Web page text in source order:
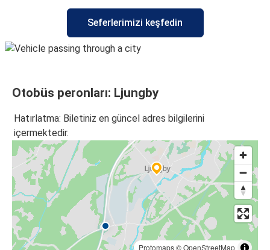
Seferlerimizi keşfedin
Otobüs peronları: Ljungby
Hatırlatma: Biletiniz en güncel adres bilgilerini
içermektedir.
Protomaps©OpenStreetMap